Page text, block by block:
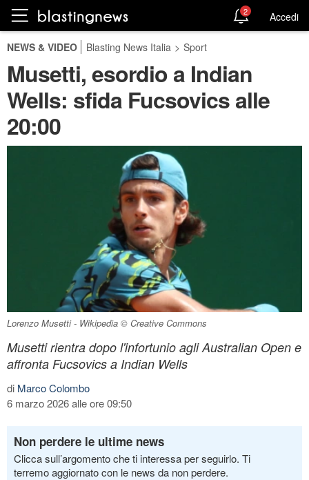
2 Accedi
NEWS & VIDEO Blasting News Italia > Sport
Musetti, esordio a Indian
Wells: sfida Fucsovics alle
20:00
Lorenzo Musetti - Wikipedia © Creative Commons
Musetti rientra dopo l'infortunio agli Australian Open e
affronta Fucsovics a Indian Wells
di Marco Colombo
6 marzo 2026 alle ore 09:50
Non perdere le ultime news
Clicca sull’argomento che ti interessa per seguirlo. Ti
terremo aggiornato con le news da non perdere.